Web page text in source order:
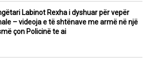
Labinot Rexha i dyshuar për vepër
– videoja e të shtënave me armë në një
çon Policinë te ai